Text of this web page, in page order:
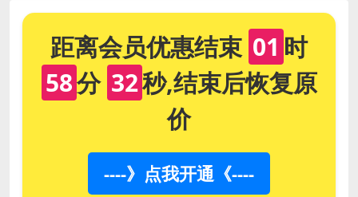
距离会员优惠结束 01 时
58分 32秒,结束后恢复原
价
----》点我开通《----